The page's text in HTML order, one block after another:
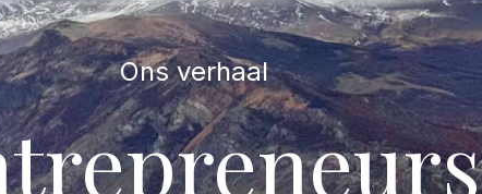
Ons verhaal